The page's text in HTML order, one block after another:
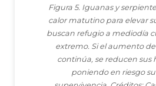
Figura 5. Iguanas y
calor matutino para elevar
buscan refugio a mediodía
extremo. Si el aumento
continúa, se reducen sus
poniendo en riesgo